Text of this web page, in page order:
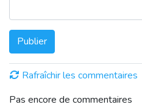
Publier
Rafraîchir les commentaires
Pas encore de commentaires